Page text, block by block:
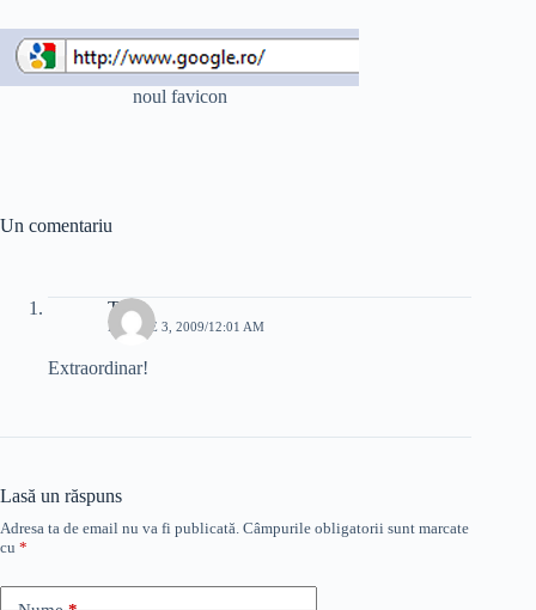
noul favicon
Un comentariu
Tony
MARTIE 3, 2009/12:01 AM
Extraordinar!
Lasă un răspuns
Adresa ta de email nu va fi publicată. Câmpurile obligatorii sunt marcate
cu *